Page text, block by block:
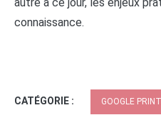
connaissance.
CATÉGORIE : GOOGLE